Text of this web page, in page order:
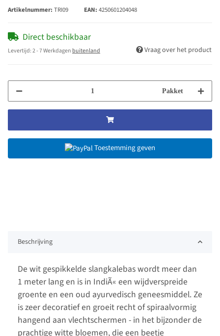
Artikelnummer: TRI09 EAN: 4250601204048
Direct beschikbaar
Levertijd:2 - 7 Werkdagen buitenland Vraag over het product
Pakket
Toestemming geven
Beschrijving
De wit gespikkelde slangkalebas wordt meer dan
1 meter lang en is in IndiÃ« een wijdverspreide
groente en een oud ayurvedisch geneesmiddel. Ze
is zeer decoratief en groeit recht of spiraalvormig
hangend aan vlechtschermen - in het bijzonder de
prachtige witte bloemen, die een beetje